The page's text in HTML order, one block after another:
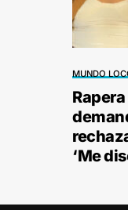
MUNDO
‘Me